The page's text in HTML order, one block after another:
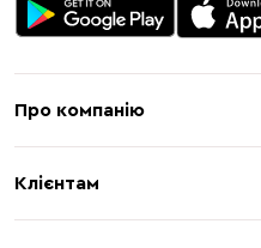
Про компанію
Клієнтам